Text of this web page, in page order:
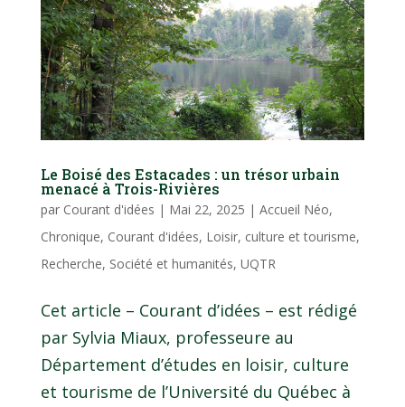
Le Boisé des Estacades : un trésor urbain
menacé à Trois-Rivières
par Courant d'idées | Mai 22, 2025 | Accueil Néo,
Chronique, Courant d'idées, Loisir, culture et tourisme,
Recherche, Société et humanités, UQTR
Cet article – Courant d’idées – est rédigé
par Sylvia Miaux, professeure au
Département d’études en loisir, culture
et tourisme de l’Université du Québec à